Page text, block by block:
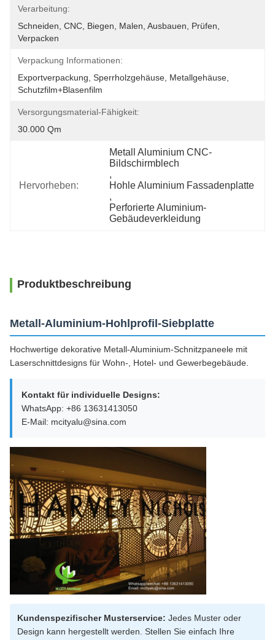
Verarbeitung:
Schneiden, CNC, Biegen, Malen, Ausbauen, Prüfen,
Verpacken
Verpackung Informationen:
Exportverpackung, Sperrholzgehäuse, Metallgehäuse,
Schutzfilm+Blasenfilm
Versorgungsmaterial-Fähigkeit:
30.000 Qm
Hervorheben:
Metall Aluminium CNC-
Bildschirmblech
,
Hohle Aluminium Fassadenplatte
,
Perforierte Aluminium-
Gebäudeverkleidung
Produktbeschreibung
Metall-Aluminium-Hohlprofil-Siebplatte
Hochwertige dekorative Metall-Aluminium-Schnitzpaneele mit
Laserschnittdesigns für Wohn-, Hotel- und Gewerbegebäude.
Kontakt für individuelle Designs:
WhatsApp: +86 13631413050
E-Mail: mcityalu@sina.com
Kundenspezifischer Musterservice: Jedes Muster oder
Design kann hergestellt werden. Stellen Sie einfach Ihre